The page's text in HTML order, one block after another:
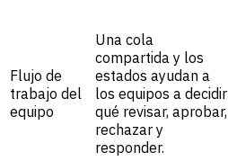
Flujo de
trabajo del
equipo
Una cola
compartida y los
estados ayudan a
los equipos a decidir
qué revisar, aprobar,
rechazar y
responder.